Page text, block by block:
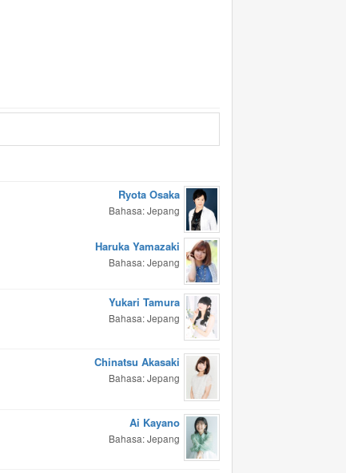
Ryota Osaka
Bahasa: Jepang
Haruka Yamazaki
Bahasa: Jepang
Yukari Tamura
Bahasa: Jepang
Chinatsu Akasaki
Bahasa: Jepang
Ai Kayano
Bahasa: Jepang